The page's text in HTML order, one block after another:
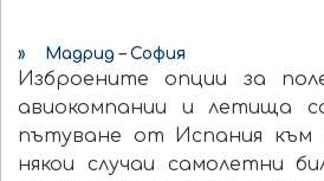
» Мадрид – София
Изброените опции за
авиокомпании и летища
пътуване от Испания към
някои случаи самолетни